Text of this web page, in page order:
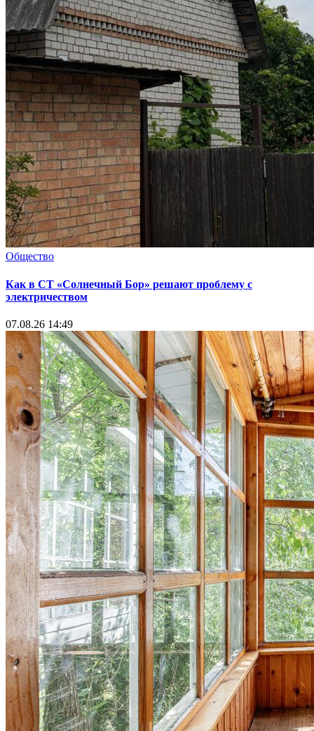
Общество
Как в СТ «Солнечный Бор» решают проблему с
электричеством
07.08.26 14:49